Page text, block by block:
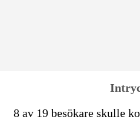
8 av 19 besökare skulle